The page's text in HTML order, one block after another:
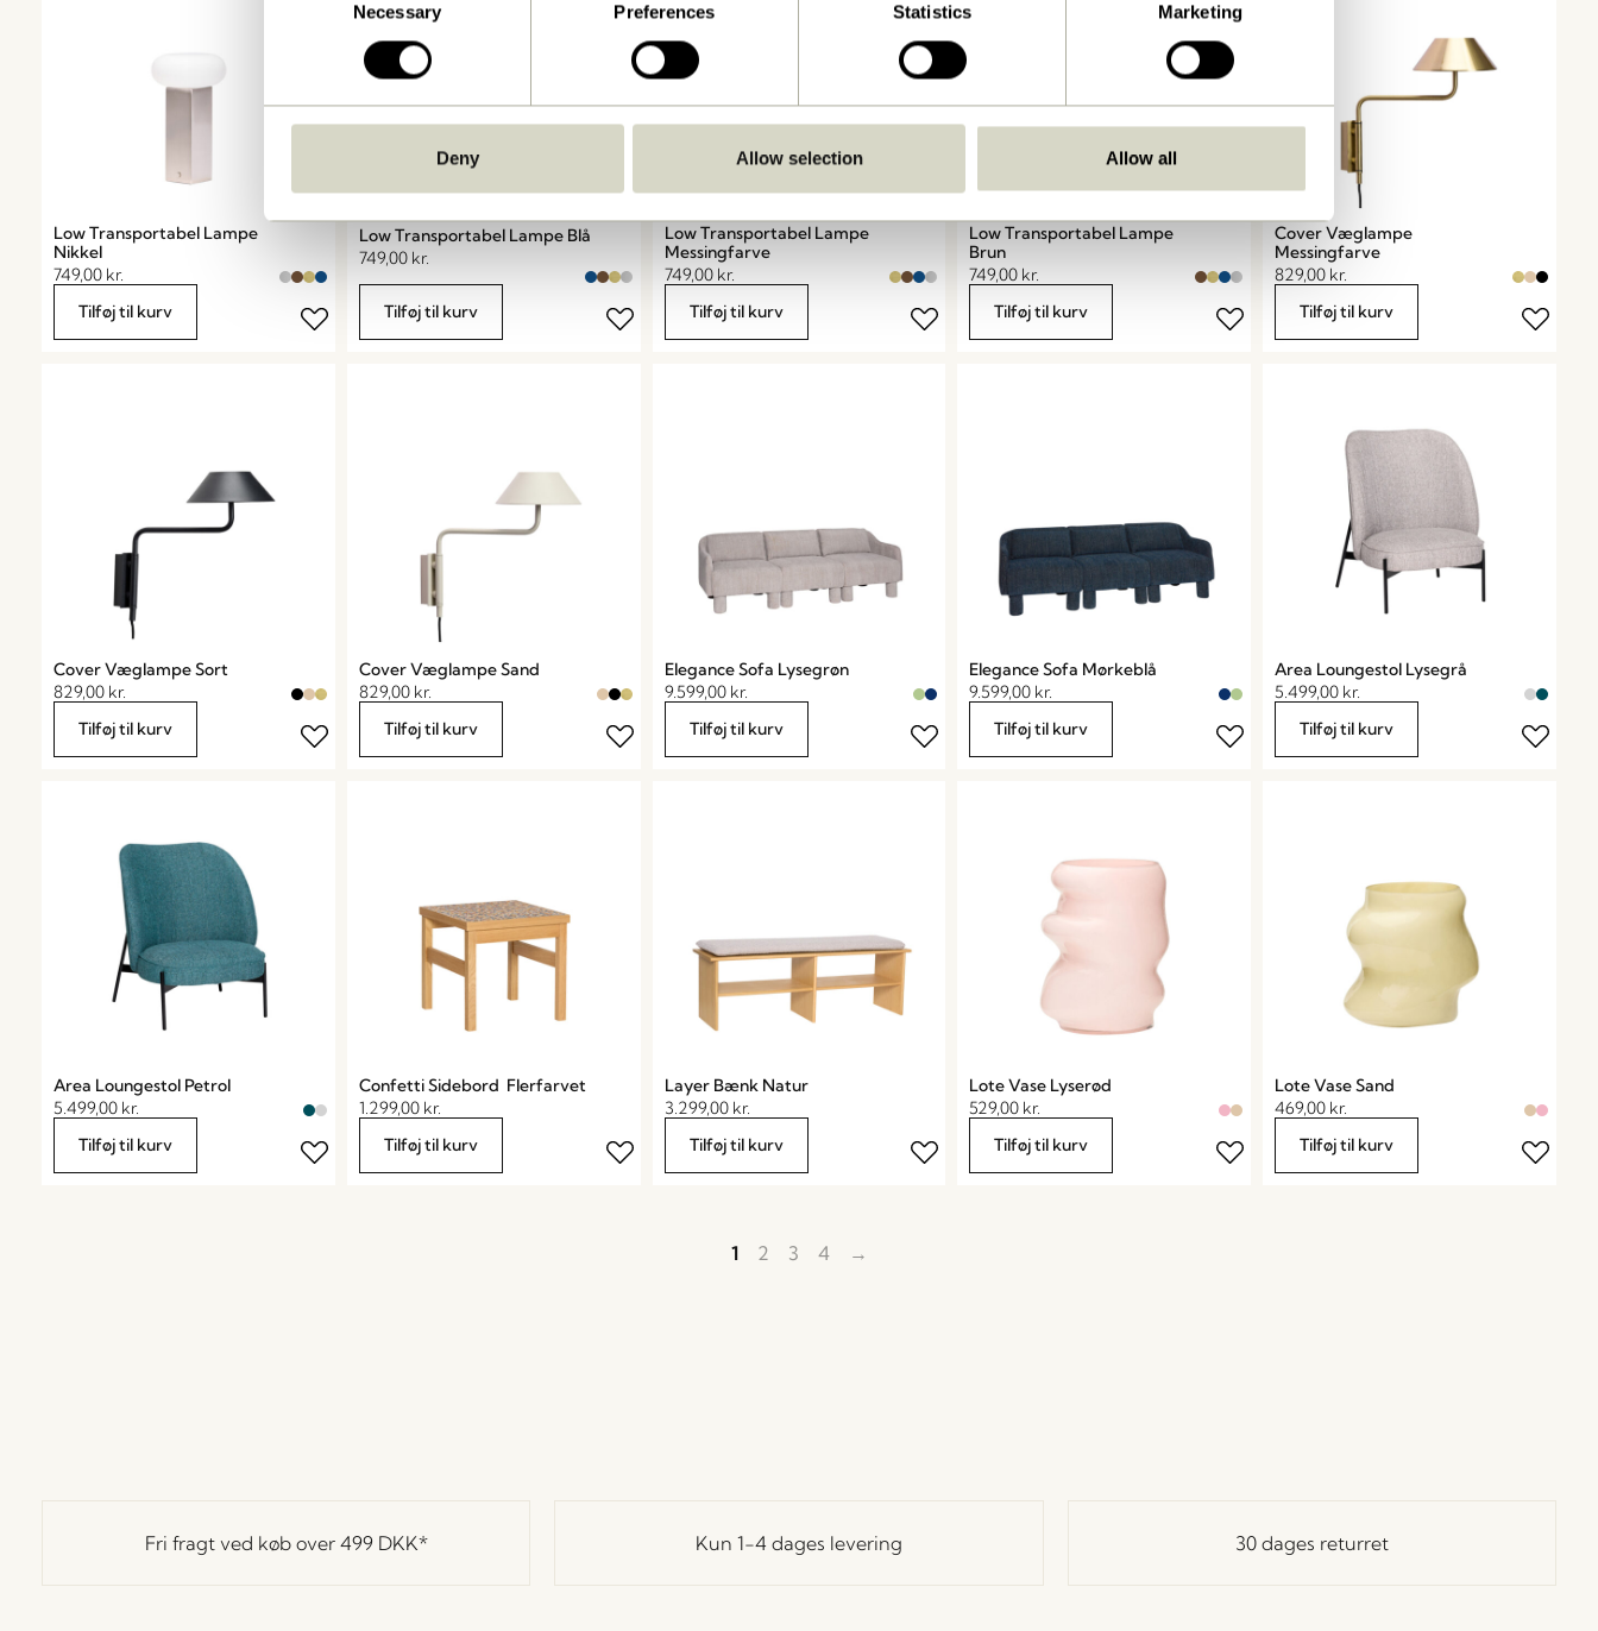
Necessary Preferences Statistics Marketing
Deny Allow selection Allow all
Low Transportabel Lampe
Nikkel
749,00 kr.
Tilføj til kurv
Low Transportabel Lampe Blå
749,00 kr.
Tilføj til kurv
Low Transportabel Lampe
Messingfarve
749,00 kr.
Tilføj til kurv
Low Transportabel Lampe
Brun
749,00 kr.
Tilføj til kurv
Cover Væglampe
Messingfarve
829,00 kr.
Tilføj til kurv
Cover Væglampe Sort
829,00 kr.
Tilføj til kurv
Cover Væglampe Sand
829,00 kr.
Tilføj til kurv
Elegance Sofa Lysegrøn
9.599,00 kr.
Tilføj til kurv
Elegance Sofa Mørkeblå
9.599,00 kr.
Tilføj til kurv
Area Loungestol Lysegrå
5.499,00 kr.
Tilføj til kurv
Area Loungestol Petrol
5.499,00 kr.
Tilføj til kurv
Confetti Sidebord Flerfarvet
1.299,00 kr.
Tilføj til kurv
Layer Bænk Natur
3.299,00 kr.
Tilføj til kurv
Lote Vase Lyserød
529,00 kr.
Tilføj til kurv
Lote Vase Sand
469,00 kr.
Tilføj til kurv
1 2 3 4 →
Fri fragt ved køb over 499 DKK* Kun 1-4 dages levering 30 dages returret